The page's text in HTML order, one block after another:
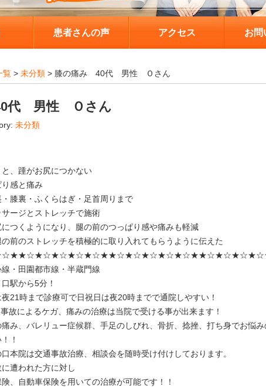
患者さんの声 アクセス お問
覧 > 未分類 > 膝の痛み 40代 男性 Ｏさん
代 男性 Ｏさん
未分類
、踵がお尻につかない
感と痛み
膝裏・ふくらはぎ・足首周りまで
ージとストレッチで施術
つくようになり、腿の前のつっぱり感や痛みも軽減
前のストレッチを積極的に取り入れてもらうように伝えた
・田園都市線・半蔵門線
駅から5分！
21時まで診療可で日祝日は夜20時までで通院しやすい！
故によるケガ、痛みの治療は当院で受ける事が出来ます！
み、バレリュー症候群、手足のしびれ、骨折、捻挫、打ち身でお悩
！
本院は交通事故治療、相談会を随時受け付けしております。
遭われた方に対し
、自動車保険を用いての治療が可能です！！